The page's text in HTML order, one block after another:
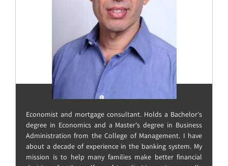
Economist and mortgage consultant. Holds a Bachelor's
degree in Economics and a Master's degree in Business
Administration from the College of Management. I have
about a decade of experience in the banking system. My
mission is to help many families make better financial